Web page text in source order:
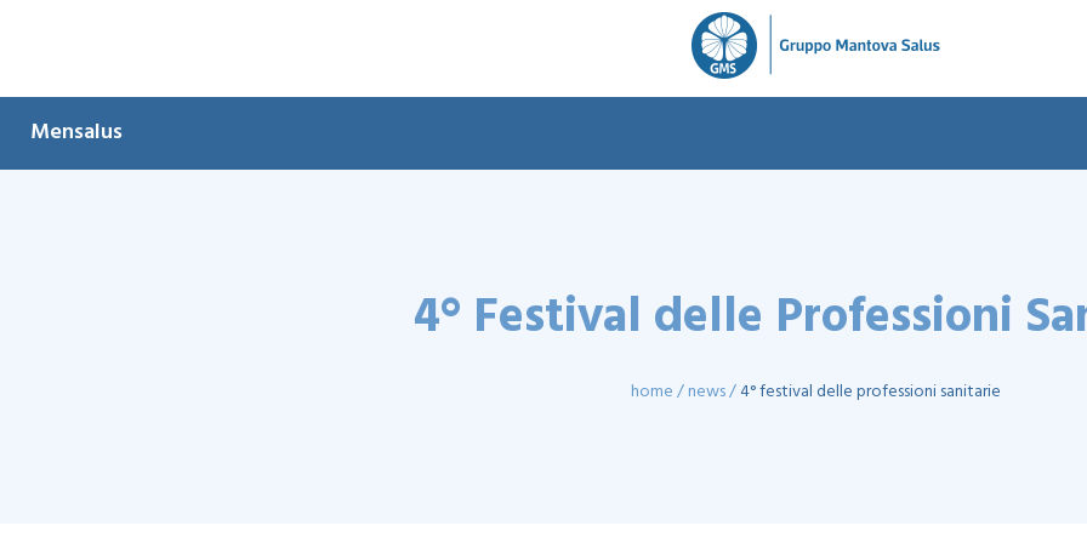
Mensalus
4° Festival delle Professioni
home news 4° festival delle professioni sanitarie